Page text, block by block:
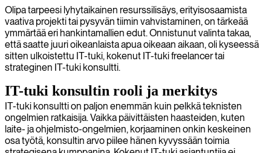
Olipa tarpeesi lyhytaikainen resurssilisäys, erityisosaamista
vaativa projekti tai pysyvän tiimin vahvistaminen, on tärkeää
ymmärtää eri hankintamallien edut. Onnistunut valinta takaa,
että saatte juuri oikeanlaista apua oikeaan aikaan, oli kyseessä
sitten ulkoistettu IT-tuki, kokenut IT-tuki freelancer tai
strateginen IT-tuki konsultti.
IT-tuki konsultin rooli ja merkitys
IT-tuki konsultti on paljon enemmän kuin pelkkä teknisten
ongelmien ratkaisija. Vaikka päivittäisten haasteiden, kuten
laite- ja ohjelmisto-ongelmien, korjaaminen onkin keskeinen
osa työtä, konsultin arvo piilee hänen kyvyssään toimia